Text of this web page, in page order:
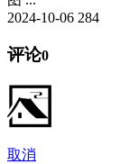
2024-10-06 284
评论0
取消